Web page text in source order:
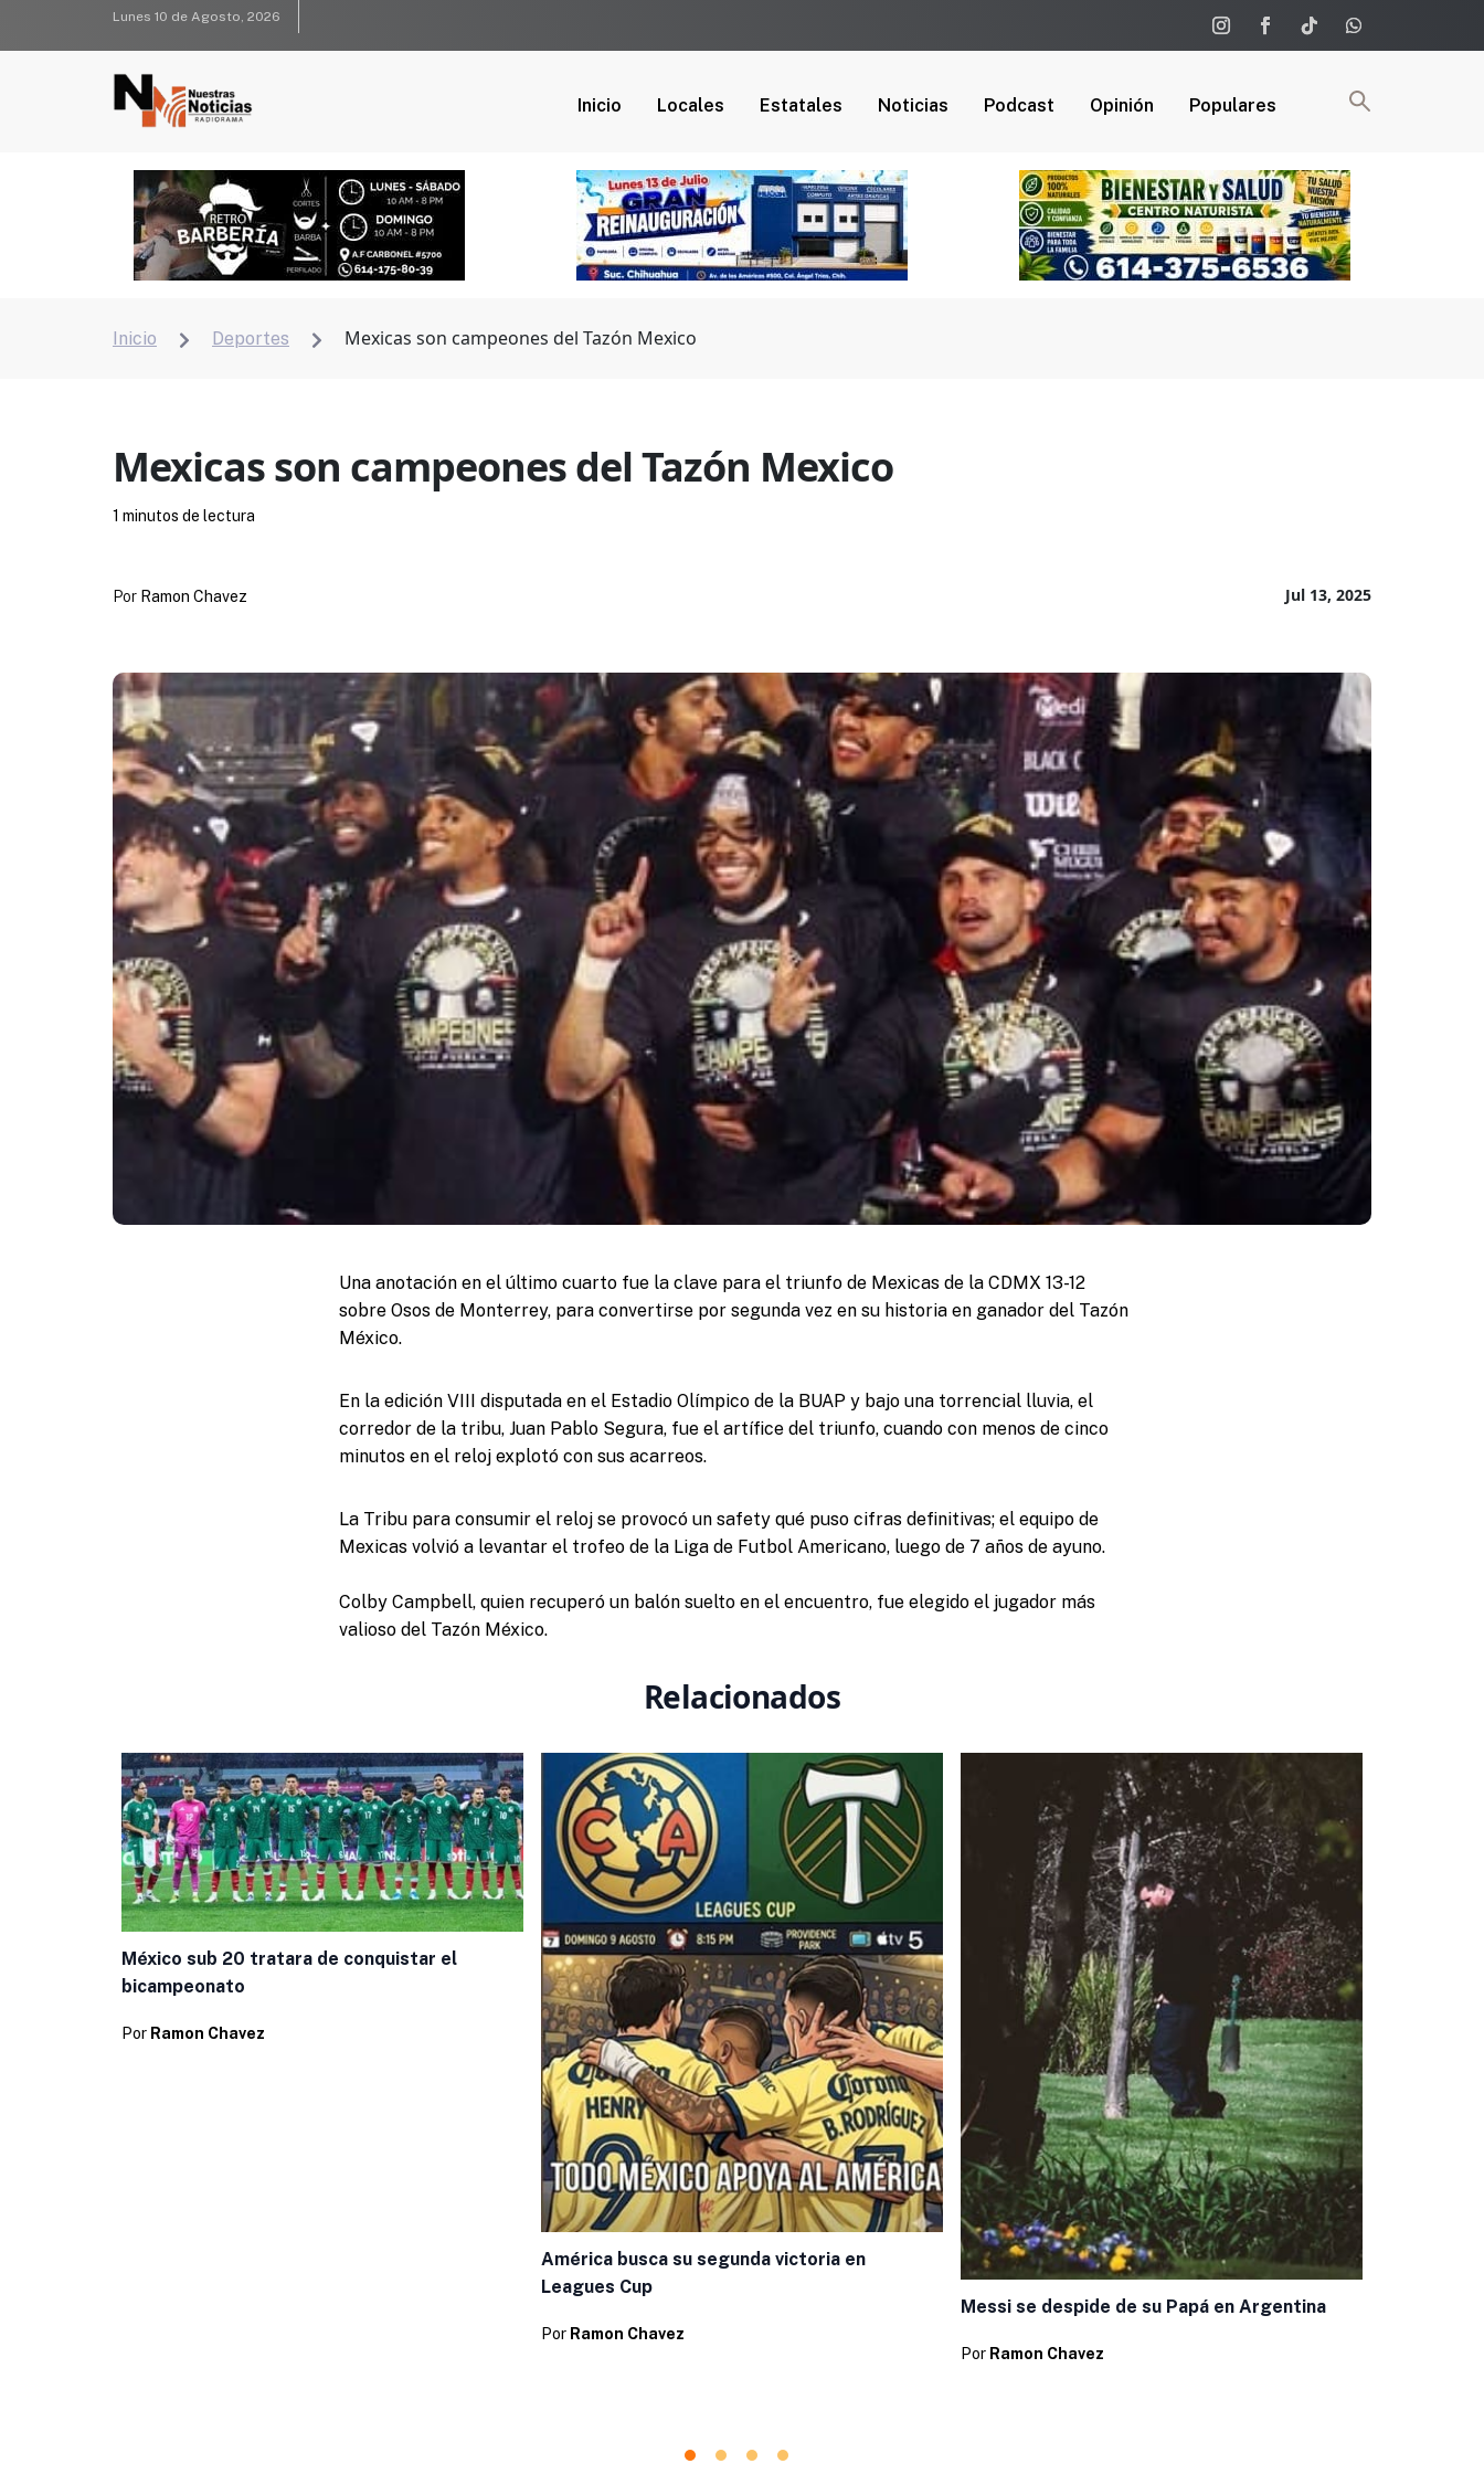
Lunes 10 de Agosto, 2026
Inicio Locales Estatales Noticias Podcast Opinión Populares
Inicio  Deportes  Mexicas son campeones del Tazón Mexico
Mexicas son campeones del Tazón Mexico
Jul 13, 2025
Por Ramon Chavez
1 minutos de lectura
Una anotación en el último cuarto fue la clave para el triunfo de Mexicas de la CDMX 13-12
sobre Osos de Monterrey, para convertirse por segunda vez en su historia en ganador del Tazón
México.
En la edición VIII disputada en el Estadio Olímpico de la BUAP y bajo una torrencial lluvia, el
corredor de la tribu, Juan Pablo Segura, fue el artífice del triunfo, cuando con menos de cinco
minutos en el reloj explotó con sus acarreos.
La Tribu para consumir el reloj se provocó un safety qué puso cifras definitivas; el equipo de
Mexicas volvió a levantar el trofeo de la Liga de Futbol Americano, luego de 7 años de ayuno.
Colby Campbell, quien recuperó un balón suelto en el encuentro, fue elegido el jugador más
valioso del Tazón México.
Relacionados
México sub 20 tratara de conquistar el
bicampeonato
Por Ramon Chavez
América busca su segunda victoria en
Leagues Cup
Por Ramon Chavez
Messi se despide de su Papá en Argentina
Por Ramon Chavez